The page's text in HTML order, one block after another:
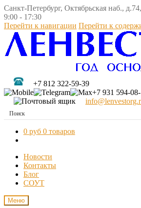
Санкт-Петербург, Октябрьская
9:00 - 17:30
Перейти к навигации Перейти к
+7 812 322-59-39
+7 931 594-08-
0 руб 0 товаров
Новости
Контакты
Блог
СОУТ
Меню